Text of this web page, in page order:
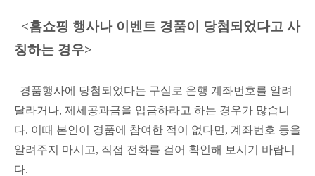
<홈쇼핑 행사나 이벤트 경품이 당첨되었다고 사
칭하는 경우>
경품행사에 당첨되었다는 구실로 은행 계좌번호를 알려
달라거나, 제세공과금을 입금하라고 하는 경우가 많습니
다. 이때 본인이 경품에 참여한 적이 없다면, 계좌번호 등을
알려주지 마시고, 직접 전화를 걸어 확인해 보시기 바랍니
다.